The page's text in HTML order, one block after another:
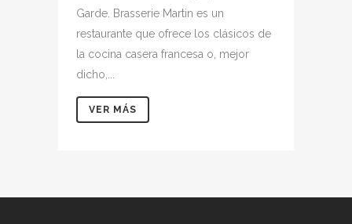
Garde. Brasserie Martin es un
restaurante que ofrece los clásicos de
la cocina casera francesa o, mejor
dicho,...
VER MÁS